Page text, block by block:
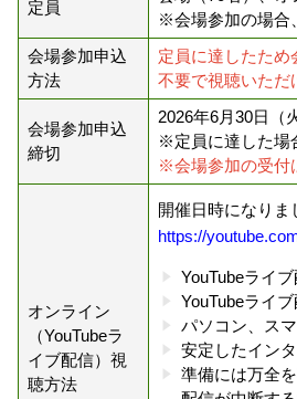
定員
※会場参加の場合
会場参加申込
方法
定員に達したため
不要で視聴いただ
会場参加申込
締切
2026年6月30日（
※定員に達した場
※会場参加の受付
オンライン
（YouTubeラ
イブ配信）視
聴方法
開催日時になりま
https://
YouTubeライ
YouTubeライ
パソコン、ス
安定したイン
準備には万全